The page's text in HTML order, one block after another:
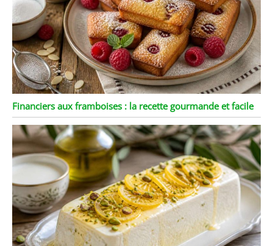
Financiers aux framboises : la recette gourmande et facile